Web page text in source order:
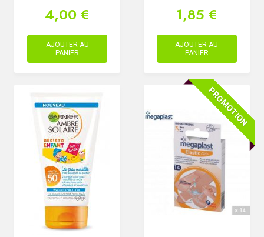
4,00 €
AJOUTER AU
PANIER
1,85 €
AJOUTER AU
PANIER
PROMOTION